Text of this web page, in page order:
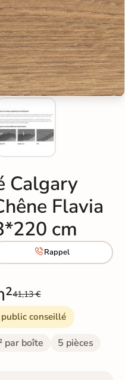
Calgary
Flavia
cm
Rappel
41,13 €
conseillé
par boîte 5 pièces